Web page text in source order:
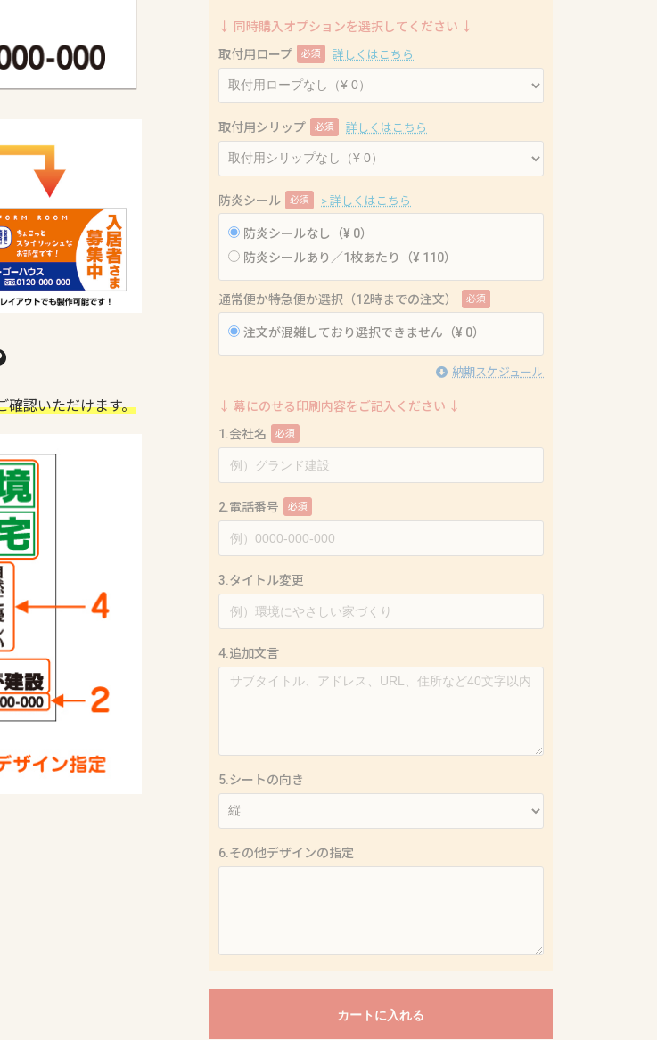
認いただけます。
↓ 同時購入オプションを選択してください ↓
取付用ロープ
必須 詳しくはこちら
取付用シリップ 必須 詳しくはこちら
防炎シール 必須 > 詳しくはこちら
防炎シールなし（¥ 0）
防炎シールあり／1枚あたり（¥ 110）
通常便か特急便か選択（12時までの注文） 必須
注文が混雑しており選択できません（¥ 0）
納期スケジュール
↓ 幕にのせる印刷内容をご記入ください ↓
1.会社名
必須
2.電話番号 必須
3.タイトル変更
4.追加文言
5.シートの向き
6.その他デザインの指定
カートに入れる